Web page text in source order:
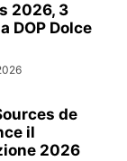
2026, 3
DOP Dolce
de
il
2026